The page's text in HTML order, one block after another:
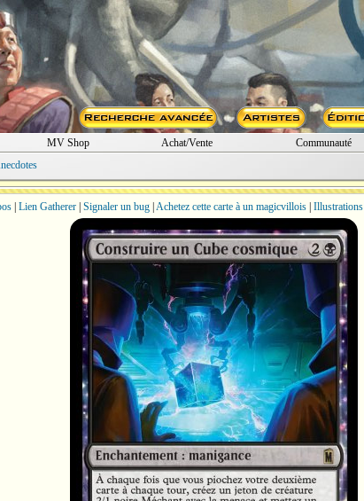
MV Shop Achat/Vente Communauté
| Lien Gatherer| Signaler un bug| Achetez cette carte à un magicvillois| Illustrations